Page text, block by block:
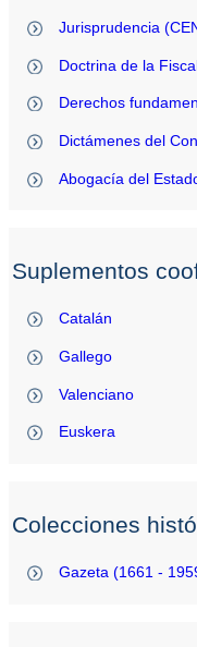
Jurisprudencia
Doctrina de la
Derechos
Dictámenes del
Abogacía del
Suplementos
Catalán
Gallego
Valenciano
Euskera
Colecciones
Gazeta (1661 -